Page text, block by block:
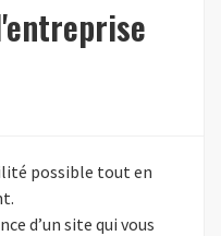
possible tout en
d’un site qui vous